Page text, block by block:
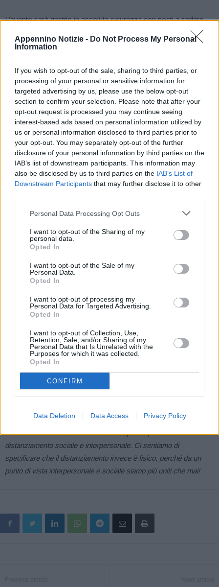
Appennino Notizie - Do Not Process My Personal
Information
If you wish to opt-out of the sale, sharing to third parties, or
processing of your personal or sensitive information for
targeted advertising by us, please use the below opt-out
section to confirm your selection. Please note that after your
opt-out request is processed you may continue seeing
interest-based ads based on personal information utilized by
us or personal information disclosed to third parties prior to
your opt-out. You may separately opt-out of the further
disclosure of your personal information by third parties on the
IAB’s list of downstream participants. This information may
also be disclosed by us to third parties on the IAB’s List of
Downstream Participants that may further disclose it to other
Personal Data Processing Opt Outs
I want to opt-out of the Sharing of my
personal data.
Opted In
I want to opt-out of the Sale of my
Personal Data.
Opted In
I want to opt-out of processing my
Personal Data for Targeted Advertising.
Opted In
I want to opt-out of Collection, Use,
Retention, Sale, and/or Sharing of my
Personal Data that Is Unrelated with the
Purposes for which it was collected.
Opted In
CONFIRM
Data Deletion Data Access Privacy Policy
L’evento sarà gestito in assoluta sicurezza con posti a sedere
presente la Protezione civile, la Croce Rossa e volontari per ogni
! STAY HUMAN ! Restiamo Umani !
“Questo momento difficile non deve toglierci la nostra Umanità!
il Virtuale non deve superare la realtà Umana”
Questo sarà il Tema dello spettacolo di sabato 8 Agosto, 36a
Festa Dell’Agricoltura – Corneto (RE)
Scenografia rinnovata con proiezione su Wall AIRSCREEN Light
Norman Nanetti Voce, Vitaliano Lusvardi Basso, Andrea Fiocchi
Chitarre, Silvio Barale Pianoforte, Davide Barale Hammond
Synth, Fabio Barale Batteria, Federica Lanna – Silvia Vecchi –
Group – Eventi e Spettacoli.
POSTI LIMITATI costo 10 euro intero // ridotto 1 euro è
importante prenotarsi telefonicamente ai numeri: 3333140054 *
3338898701 * 3382251412 anche WHATSAPP
pagina Fbook Festa dell’Agricoltura mail
festacorneto2020@gmail.com
oppure tramite la pagina contatti.
ad essere mesi nuovi, particolari, a tratti difficili. Hanno colpito
duramente molti di tutti noi. Sentiamo spesso parlare di
distanziamento sociale e interpersonale. Ci sentiamo di
specificare che il distanziamento invece è fisico, perché da un
punto di vista interpersonale e sociale siamo più uniti che mai!